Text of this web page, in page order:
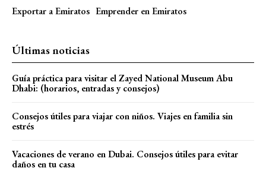
Exportar a Emiratos Emprender en Emiratos
Últimas noticias
Guía práctica para visitar el Zayed National Museum Abu
Dhabi: (horarios, entradas y consejos)
Consejos útiles para viajar con niños. Viajes en familia sin
estrés
Vacaciones de verano en Dubai. Consejos útiles para evitar
daños en tu casa